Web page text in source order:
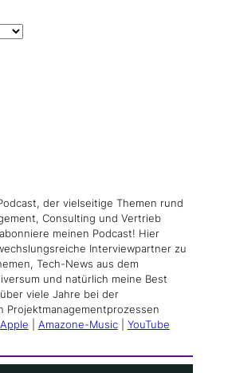
der vielseitige Themen rund
Consulting und Vertrieb
meinen Podcast! Hier
Interviewpartner zu
Tech-News aus dem
und natürlich meine Best
viele Jahre bei der
Projektmanagementprozessen
Apple Amazone-Music| YouTube